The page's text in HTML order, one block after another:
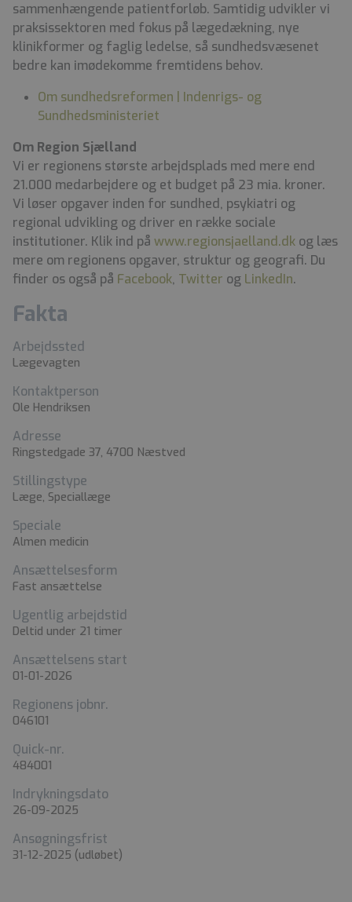
sammenhængende patientforløb. Samtidig udvikler vi
praksissektoren med fokus på lægedækning, nye
klinikformer og faglig ledelse, så sundhedsvæsenet
bedre kan imødekomme fremtidens behov.
Om sundhedsreformen | Indenrigs- og
Sundhedsministeriet
Om Region Sjælland
Vi er regionens største arbejdsplads med mere end
21.000 medarbejdere og et budget på 23 mia. kroner.
Vi løser opgaver inden for sundhed, psykiatri og
regional udvikling og driver en række sociale
institutioner. Klik ind på www.regionsjaelland.dk og læs
mere om regionens opgaver, struktur og geografi. Du
finder os også på Facebook, Twitter og LinkedIn.
Fakta
Arbejdssted
Lægevagten
Kontaktperson
Ole Hendriksen
Adresse
Ringstedgade 37, 4700 Næstved
Stillingstype
Læge, Speciallæge
Speciale
Almen medicin
Ansættelsesform
Fast ansættelse
Ugentlig arbejdstid
Deltid under 21 timer
Ansættelsens start
01-01-2026
Regionens jobnr.
046101
Quick-nr.
484001
Indrykningsdato
26-09-2025
Ansøgningsfrist
31-12-2025 (udløbet)